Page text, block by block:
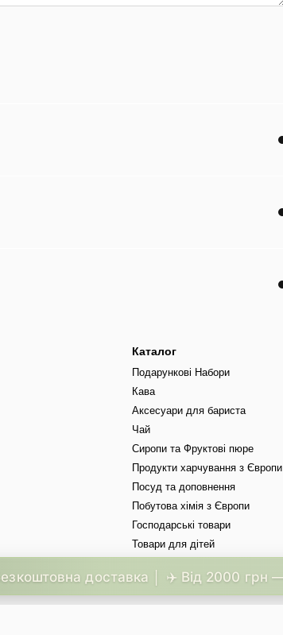
Каталог
Подарункові Набори
Кава
Аксесуари для бариста
Чай
Сиропи та Фруктові пюре
Продукти харчування з Європи
Посуд та доповнення
Побутова хімія з Європи
Господарські товари
Товари для дітей